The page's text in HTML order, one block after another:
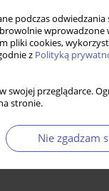
podczas
pliki cookies,
z Polityką
swojej przeglądarce.
stronie.
Nie zgadzam